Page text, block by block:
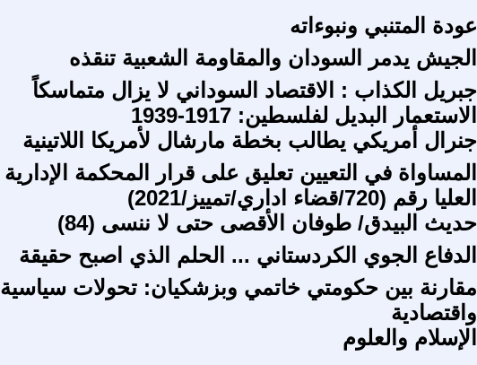
عودة المتنبي ونبوءاته
الجيش يدمر السودان والمقاومة الشعبية تنقذه
جبريل الكذاب : الاقتصاد السوداني لا يزال متماسكاً
الاستعمار البديل لفلسطين: 1917-1939
جنرال أمريكي يطالب بخطة مارشال لأمريكا اللاتينية
المساواة في التعيين تعليق على قرار المحكمة الإدارية
العليا رقم (720/قضاء اداري/تمييز/2021)
حديث البيدق/ طوفان الأقصى حتى لا ننسى (84)
الدفاع الجوي الكردستاني ... الحلم الذي اصبح حقيقة
مقارنة بين حكومتي خاتمي وبزشكيان: تحولات سياسية
واقتصادية
الإسلام والعلوم